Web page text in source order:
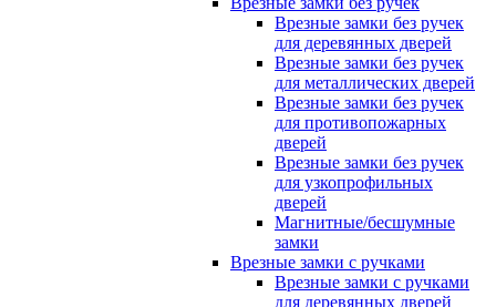
Врезные замки без ручек
для деревянных дверей
Врезные замки без ручек
для металлических дверей
Врезные замки без ручек
для противопожарных
дверей
Врезные замки без ручек
для узкопрофильных
дверей
Магнитные/бесшумные
замки
Врезные замки с ручками
Врезные замки с ручками
для деревянных дверей